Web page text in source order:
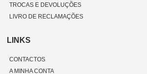
TROCAS E DEVOLUÇÕES
LIVRO DE RECLAMAÇÕES
LINKS
CONTACTOS
A MINHA CONTA